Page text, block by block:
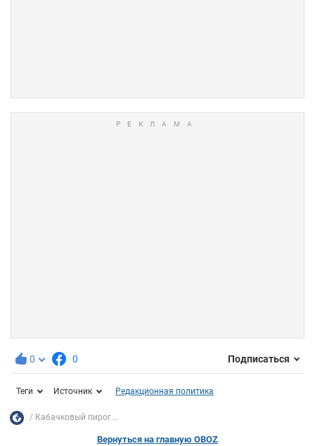
0 0 Подписаться
Теги Источник Редакционная политика
Кабачковый пирог...
Вернуться на главную OBOZ